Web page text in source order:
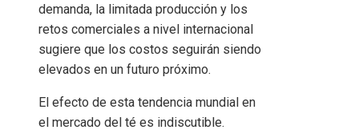
demanda, la limitada producción y los
retos comerciales a nivel internacional
sugiere que los costos seguirán siendo
elevados en un futuro próximo.
El efecto de esta tendencia mundial en
el mercado del té es indiscutible.